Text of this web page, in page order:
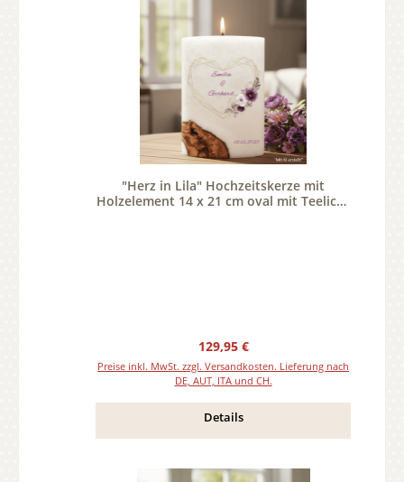
"Herz in Lila" Hochzeitskerze mit
Holzelement 14 x 21 cm oval mit Teelicht
Regulärer Preis:
129,95 €
Preise inkl. MwSt. zzgl. Versandkosten. Lieferung nach
DE, AUT, ITA und CH.
Details